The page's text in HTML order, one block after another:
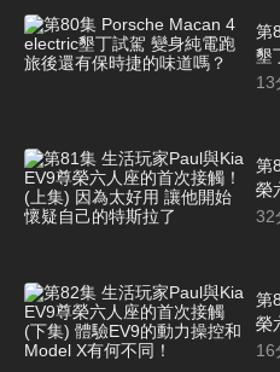
第
墾
捷
13
第
榮
太
32
第
榮
16